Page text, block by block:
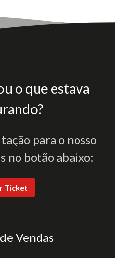
o que estava
para o nosso
no botão abaixo:
Ticket
Vendas